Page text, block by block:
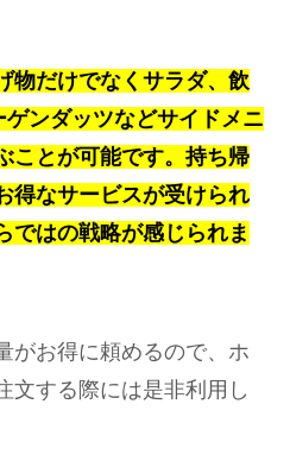
物だけでなくサラダ、飲
ンダッツなどサイドメニ
ことが可能です。 持ち帰
得なサービスが受けられ
ではの戦略が感じられま
がお得に頼めるので、ホ
文する際には是非利用し